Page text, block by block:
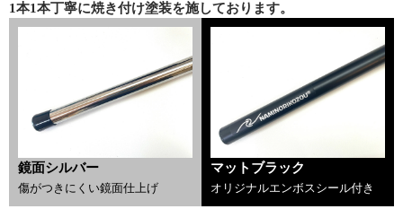
1本1本丁寧に焼き付け塗装を施しております。
鏡面シルバー
傷がつきにくい鏡面仕上げ
マットブラック
オリジナルエンボスシール付き